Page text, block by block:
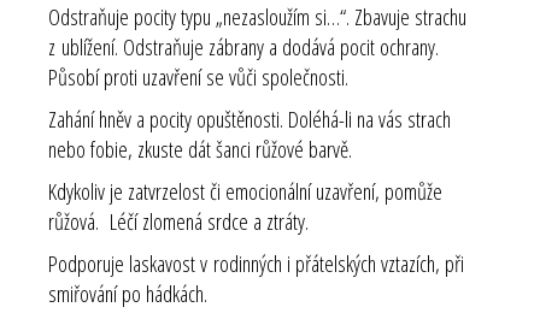
Odstraňuje pocity typu „nezasloužím si…“. Zbavuje strachu
z ublížení. Odstraňuje zábrany a dodává pocit ochrany.
Působí proti uzavření se vůči společnosti.
Zahání hněv a pocity opuštěnosti. Doléhá-li na vás strach
nebo fobie, zkuste dát šanci růžové barvě.
Kdykoliv je zatvrzelost či emocionální uzavření, pomůže
růžová. Léčí zlomená srdce a ztráty.
Podporuje laskavost v rodinných i přátelských vztazích, při
smiřování po hádkách.